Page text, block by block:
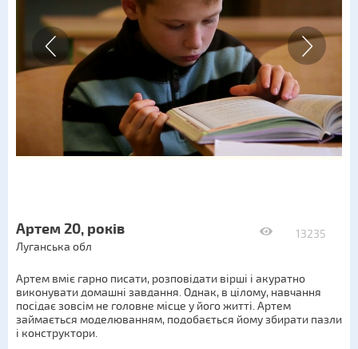
13235
Артем 20, років
Луганська обл
Артем вміє гарно писати, розповідати вірші і акуратно
виконувати домашні завдання. Однак, в цілому, навчання
посідає зовсім не головне місце у його житті. Артем
займається моделюванням, подобається йому збирати пазли
і конструктори.